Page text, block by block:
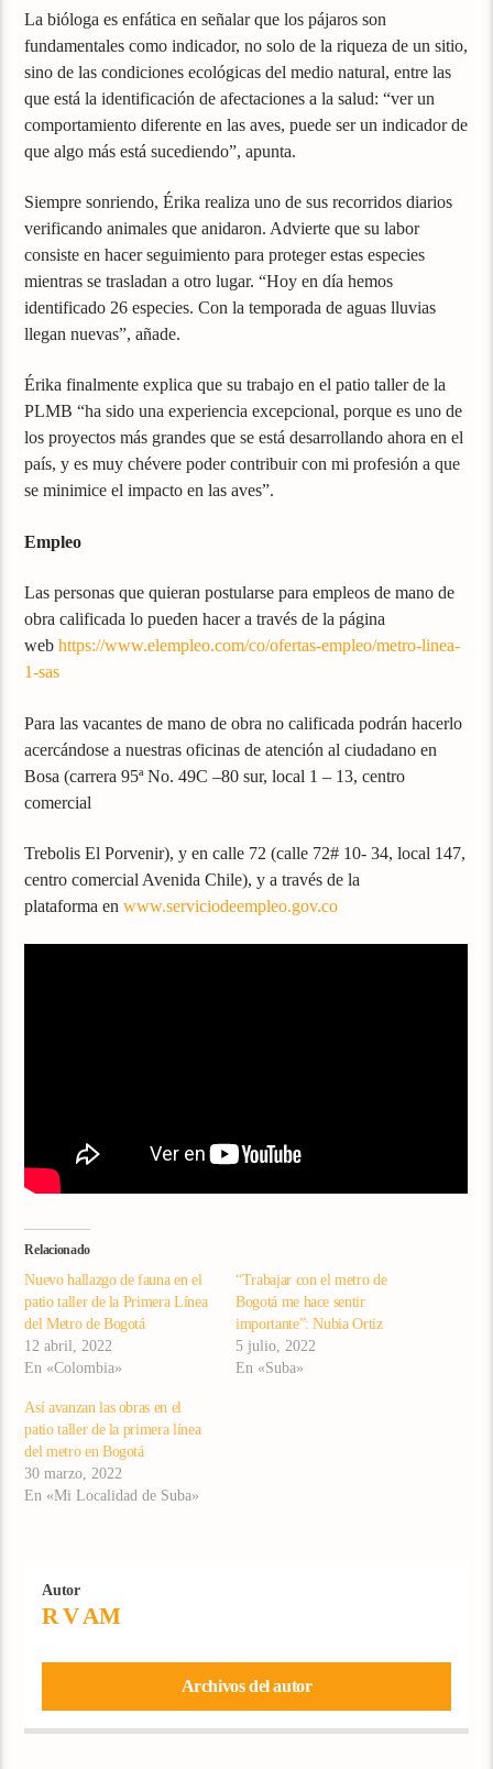
La bióloga es enfática en señalar que los pájaros son
fundamentales como indicador, no solo de la riqueza de un sitio,
sino de las condiciones ecológicas del medio natural, entre las
que está la identificación de afectaciones a la salud: “ver un
comportamiento diferente en las aves, puede ser un indicador de
que algo más está sucediendo”, apunta.
Siempre sonriendo, Érika realiza uno de sus recorridos diarios
verificando animales que anidaron. Advierte que su labor
consiste en hacer seguimiento para proteger estas especies
mientras se trasladan a otro lugar. “Hoy en día hemos
identificado 26 especies. Con la temporada de aguas lluvias
llegan nuevas”, añade.
Érika finalmente explica que su trabajo en el patio taller de la
PLMB “ha sido una experiencia excepcional, porque es uno de
los proyectos más grandes que se está desarrollando ahora en el
país, y es muy chévere poder contribuir con mi profesión a que
se minimice el impacto en las aves”.
Empleo
Las personas que quieran postularse para empleos de mano de
obra calificada lo pueden hacer a través de la página
webhttps://www.elempleo.com/co/ofertas-empleo/metro-linea-
1-sas
Para las vacantes de mano de obra no calificada podrán hacerlo
acercándose a nuestras oficinas de atención al ciudadano en
Bosa (carrera 95ª No. 49C –80 sur, local 1 – 13, centro
comercial
Trebolis El Porvenir), y en calle 72 (calle 72# 10- 34, local 147,
centro comercial Avenida Chile), y a través de la
plataforma enwww.serviciodeempleo.gov.co
Relacionado
Nuevo hallazgo de fauna en el
patio taller de la Primera Línea
del Metro de Bogotá
12 abril, 2022
En «Colombia»
“Trabajar con el metro de
Bogotá me hace sentir
importante”: Nubia Ortiz
5 julio, 2022
En «Suba»
Así avanzan las obras en el
patio taller de la primera línea
del metro en Bogotá
30 marzo, 2022
En «Mi Localidad de Suba»
Autor
R V AM
Archivos del autor